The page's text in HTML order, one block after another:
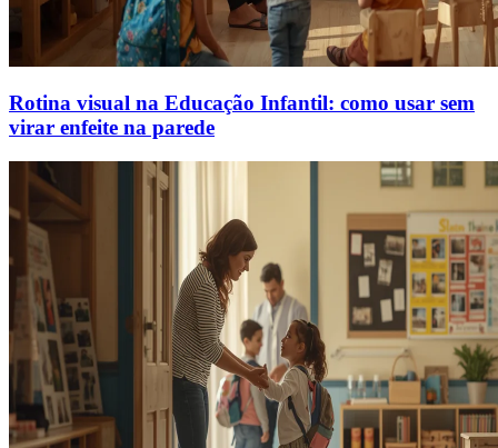
Rotina visual na Educação Infantil: como usar sem
virar enfeite na parede